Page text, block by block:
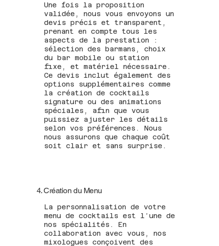
Une fois la proposition
validée, nous vous envoyons un
devis précis et transparent,
prenant en compte tous les
aspects de la prestation :
sélection des barmans, choix
du bar mobile ou station
fixe, et matériel nécessaire.
Ce devis inclut également des
options supplémentaires comme
la création de cocktails
signature ou des animations
spéciales, afin que vous
puissiez ajuster les détails
selon vos préférences. Nous
nous assurons que chaque coût
soit clair et sans surprise.
4. Création du Menu
La personnalisation de votre
menu de cocktails est l’une de
nos spécialités. En
collaboration avec vous, nos
mixologues conçoivent des